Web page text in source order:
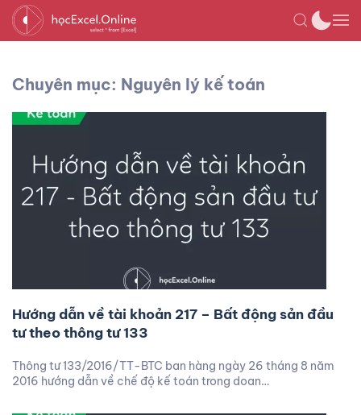
Chuyên mục: Nguyên lý kế toán
Hướng dẫn về tài khoản 217 – Bất động sản đầu
tư theo thông tư 133
Thông tư 133/2016/TT-BTC ban hàng ngày 26 tháng 8 năm
2016 hướng dẫn về chế độ kế toán trong doan…